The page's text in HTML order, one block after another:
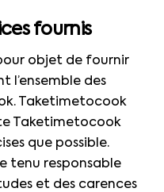
fournis
objet de fournir
l’ensemble des
Taketimetocook
Taketimetocook
que possible.
tenu responsable
et des carences